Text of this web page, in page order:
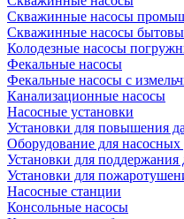
Скважинные насосы
Скважинные насосы
Колодезные насосы
Фекальные насосы
Фекальные насосы с
Канализационные насосы
Насосные установки
Установки для повышения
Оборудование для насосных
Установки для поддержания
Установки для
Насосные станции
Консольные насосы